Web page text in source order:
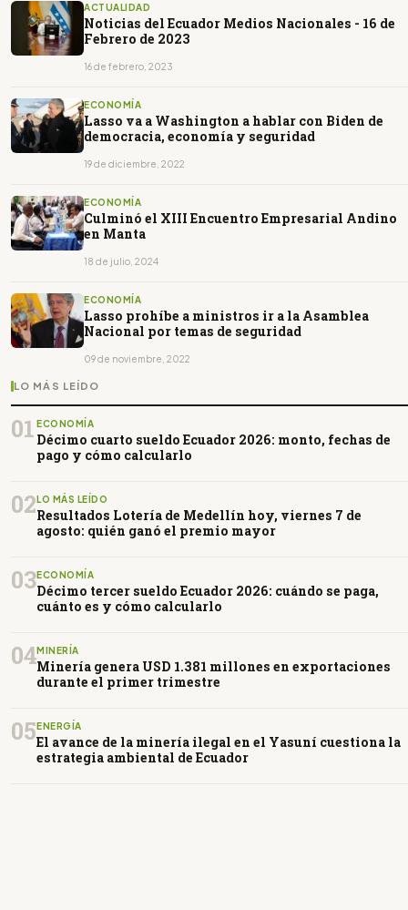
ACTUALIDAD
Noticias del Ecuador Medios Nacionales - 16 de
Febrero de 2023
16 de febrero, 2023
ECONOMÍA
Lasso va a Washington a hablar con Biden de
democracia, economía y seguridad
19 de diciembre, 2022
ECONOMÍA
Culminó el XIII Encuentro Empresarial Andino
en Manta
18 de julio, 2024
ECONOMÍA
Lasso prohíbe a ministros ir a la Asamblea
Nacional por temas de seguridad
09 de noviembre, 2022
LO MÁS LEÍDO
01 ECONOMÍA
Décimo cuarto sueldo Ecuador 2026: monto, fechas de
pago y cómo calcularlo
02LO MÁS LEÍDO
Resultados Lotería de Medellín hoy, viernes 7 de
agosto: quién ganó el premio mayor
03ECONOMÍA
Décimo tercer sueldo Ecuador 2026: cuándo se paga,
cuánto es y cómo calcularlo
04MINERÍA
Minería genera USD 1.381 millones en exportaciones
durante el primer trimestre
05ENERGÍA
El avance de la minería ilegal en el Yasuní cuestiona la
estrategia ambiental de Ecuador